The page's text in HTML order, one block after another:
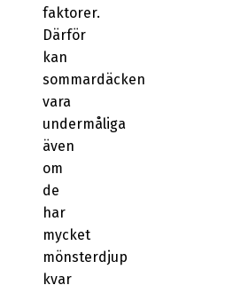
faktorer.
Därför
kan
sommardäcken
vara
undermåliga
även
om
de
har
mycket
mönsterdjup
kvar